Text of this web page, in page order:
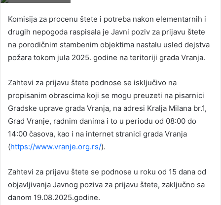
Komisija za procenu štete i potreba nakon elementarnih i
drugih nepogoda raspisala je Javni poziv za prijavu štete
na porodičnim stambenim objektima nastalu usled dejstva
požara tokom jula 2025. godine na teritoriji grada Vranja.
Zahtevi za prijavu štete podnose se isključivo na
propisanim obrascima koji se mogu preuzeti na pisarnici
Gradske uprave grada Vranja, na adresi Kralja Milana br.1,
Grad Vranje, radnim danima i to u periodu od 08:00 do
14:00 časova, kao i na internet stranici grada Vranja
(https://www.vranje.org.rs/).
Zahtevi za prijavu štete se podnose u roku od 15 dana od
objavljivanja Javnog poziva za prijavu štete, zaključno sa
danom 19.08.2025.godine.